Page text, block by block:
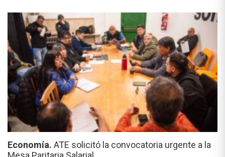
Economía. ATE solicitó la convocatoria urgente a la